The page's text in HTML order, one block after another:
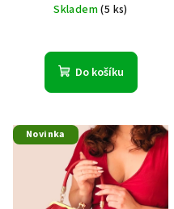
Skladem(5 ks)
Do košíku
Novinka